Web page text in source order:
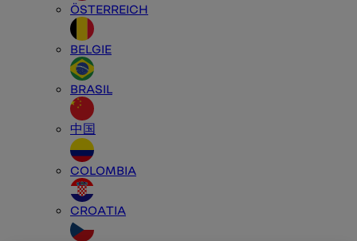
ÖSTERREICH
BELGIE
BRASIL
中国
COLOMBIA
CROATIA